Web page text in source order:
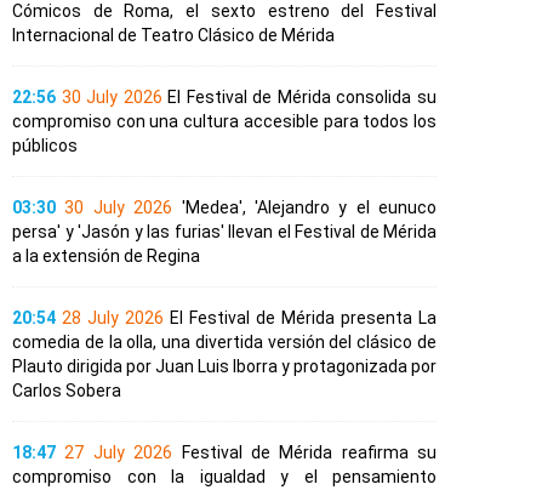
Cómicos de Roma, el sexto estreno del Festival
Internacional de Teatro Clásico de Mérida
22:56 30 July 2026 El Festival de Mérida consolida su
compromiso con una cultura accesible para todos los
públicos
03:30 30 July 2026 'Medea', 'Alejandro y el eunuco
persa' y 'Jasón y las furias' llevan el Festival de Mérida
a la extensión de Regina
20:54 28 July 2026 El Festival de Mérida presenta La
comedia de la olla, una divertida versión del clásico de
Plauto dirigida por Juan Luis Iborra y protagonizada por
Carlos Sobera
18:47 27 July 2026
Festival de Mérida reafirma su
compromiso con la igualdad y el pensamiento